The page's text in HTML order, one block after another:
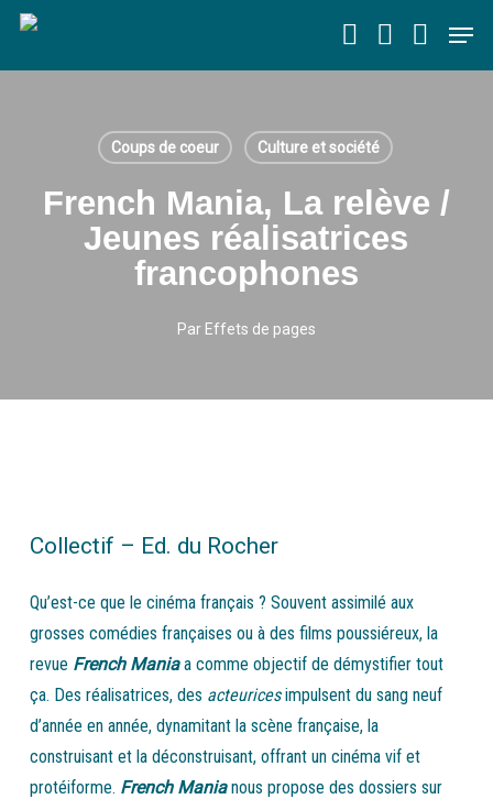
Skip
main
Coups de coeur Culture et société
French Mania, La relève /
Jeunes réalisatrices
francophones
Par Effets de pages
Collectif – Ed. du Rocher
Qu’est-ce que le cinéma français ? Souvent assimilé aux
grosses comédies françaises ou à des films poussiéreux, la
revue French Maniaa comme objectif de démystifier tout
ça. Des réalisatrices, des acteuricesimpulsent du sang neuf
d’année en année, dynamitant la scène française, la
construisant et la déconstruisant, offrant un cinéma vif et
protéiforme. French Manianous propose des dossiers sur